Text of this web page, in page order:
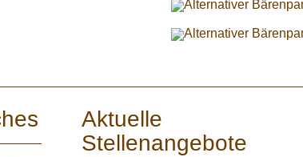
Aktuelle
Stellenangebote